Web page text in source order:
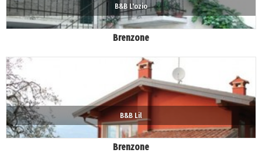
B&B L'ozio
Brenzone
B&B Lil
Brenzone